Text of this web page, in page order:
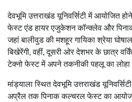
देवभूमि उत्तराखंड यूनिवर्सिटी में आयोजित
फेस्ट एंड हायर एजुकेशन कॉन्क्लेव और
जहां बालीवुड की मशहूर गायिका श्रेया
बिखेरेंगी, वहीं, दूसरी ओर देशभर के छात्र
टेक्नो फेस्ट में अपने तकनीकी पहलू का लोहा
मांड्याला स्थित देवभूमि उत्तराखंड
अप्रैल तक पिनाक कल्चरल फेस्ट का